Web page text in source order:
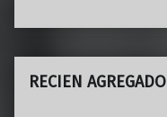
RECIEN AGREGADO